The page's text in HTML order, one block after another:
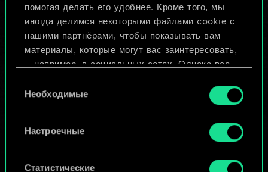
помогая делать его удобнее. Кроме того, мы
иногда делимся некоторыми файлами cookie с
нашими партнёрами, чтобы показывать вам
материалы, которые могут вас заинтересовать,
— например, в социальных сетях. Однако все
разрешения.
Найти подробную информацию о том, как мы
используем ваши файлы cookie, и изменить
«Настройки» ниже.
согласия
Необходимые
Настроечные
Статистические
Изменить колоду
ИЛИ